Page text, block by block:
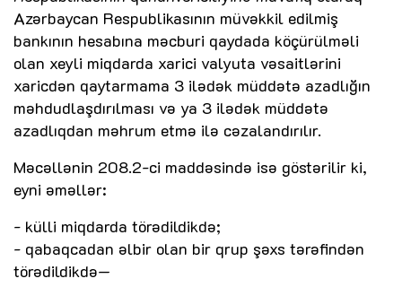
Azərbaycan Respublikasının müvəkkil edilmiş
bankının hesabına məcburi qaydada köçürülməli
olan xeyli miqdarda xarici valyuta vəsaitlərini
xaricdən qaytarmama 3 ilədək müddətə azadlığın
məhdudlaşdırılması və ya 3 ilədək müddətə
azadlıqdan məhrum etmə ilə cəzalandırılır.
Məcəllənin 208.2-ci maddəsində isə göstərilir ki,
eyni əməllər:
- külli miqdarda törədildikdə;
- qabaqcadan əlbir olan bir qrup şəxs tərəfindən
törədildikdə—